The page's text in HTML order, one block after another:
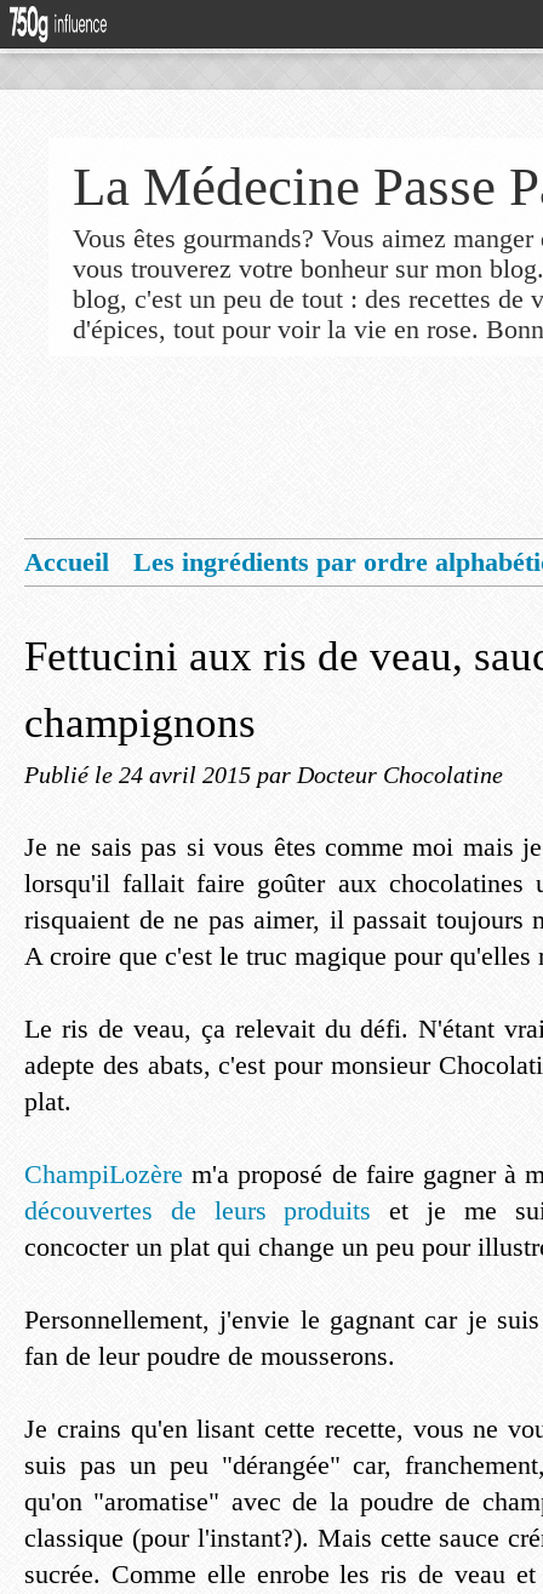
La Médecine Passe
Vous êtes gourmands? Vous aimez
vous trouverez votre bonheur sur mon
blog, c'est un peu de tout : des recettes de
d'épices, tout pour voir la vie en rose.
Accueil
Les ingrédients par ordre
Fettucini aux ris de veau,
champignons
Publié le 24 avril 2015 par Docteur Chocolatine
Je ne sais pas si vous êtes comme moi mais
lorsqu'il fallait faire goûter aux chocolatines
risquaient de ne pas aimer, il passait toujours
A croire que c'est le truc magique pour qu'elles
Le ris de veau, ça relevait du défi. N'étant
adepte des abats, c'est pour monsieur
plat.
ChampiLozère m'a proposé de faire gagner à
découvertes de leurs produitset je me
concocter un plat qui change un peu pour
Personnellement, j'envie le gagnant car je
fan de leur poudre de mousserons.
Je crains qu'en lisant cette recette, vous ne
suis pas un peu "dérangée" car,
qu'on "aromatise" avec de la poudre de
classique (pour l'instant?). Mais cette sauce
sucrée. Comme elle enrobe les ris de veau